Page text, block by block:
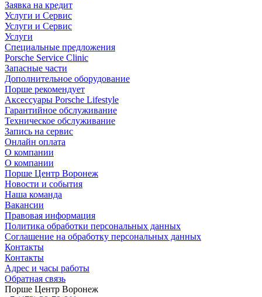
Заявка на кредит
Услуги и Сервис
Услуги и Сервис
Услуги
Специальные предложения
Porsche Service Clinic
Запасные части
Дополнительное оборудование
Порше рекомендует
Аксессуары Porsche Lifestyle
Гарантийное обслуживание
Техническое обслуживание
Запись на сервис
Онлайн оплата
О компании
О компании
Порше Центр Воронеж
Новости и события
Наша команда
Вакансии
Правовая информация
Политика обработки персональных данных
Соглашение на обработку персональных данных
Контакты
Контакты
Адрес и часы работы
Обратная связь
Порше Центр Воронеж